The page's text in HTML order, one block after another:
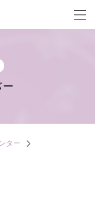
ター